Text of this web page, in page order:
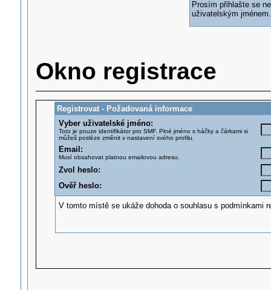
Prosím přihlašte se
uživatelským jménem.
Okno registrace
Registrovat - Požadovaná informace
Vyber uživatelské jméno:
Toto je pouze identifikátor pro SMF. Plné jméno s háčky a čárkami si
můžeš posléze změnit v nastavení svého profilu.
Email:
Musí obsahovat platnou emailovou adresu.
Zvol heslo:
Ověř heslo:
V tomto místě se ukáže dohoda o souhlasu s podmínkami